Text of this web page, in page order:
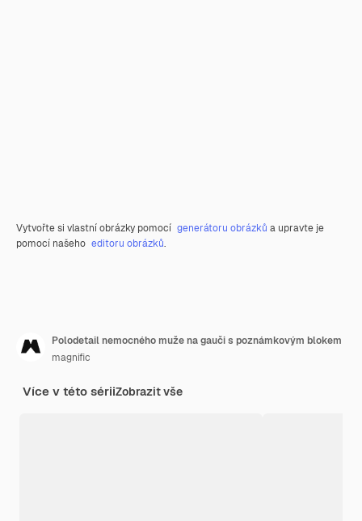
Vytvořte si vlastní obrázky pomocí generátoru obrázků a upravte je
pomocí našeho editoru obrázků.
Polodetail nemocného muže na gauči s poznámkovým blokem
magnific
Více v této sériiZobrazit vše